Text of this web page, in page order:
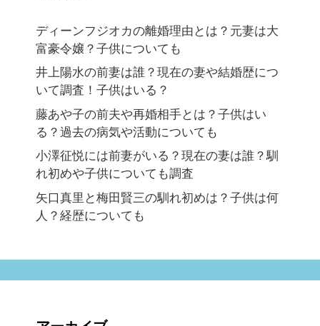
ディーンフジオカの離婚理由とは？元妻は大
富豪令嬢？子供についても
井上陽水の前妻は誰？現在の妻や結婚歴につ
いて調査！子供はいる？
藤あや子の前夫や再婚相手とは？子供はい
る？過去の病気や活動についても
小澤征悦には前妻がいる？現在の妻は誰？馴
れ初めや子供についても調査
矢口真里と梅田賢三の馴れ初めは？子供は何
人？経歴についても